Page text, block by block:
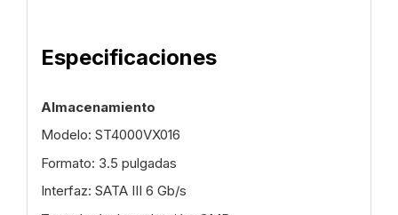
Especificaciones
Almacenamiento
Modelo: ST4000VX016
Formato: 3.5 pulgadas
Interfaz: SATA III 6 Gb/s